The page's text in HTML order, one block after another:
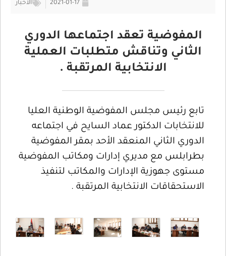
2021-01-17 الأخبار
المفوضية تعقد اجتماعها الدوري
الثاني وتناقش متطلبات العملية
الانتخابية المرتقبة .
تابع رئيس مجلس المفوضية الوطنية العليا
للانتخابات الدكتور عماد السايح في اجتماعه
الدوري الثاني المنعقد الأحد بمقر المفوضية
بطرابلس مع مديري إدارات ومكاتب المفوضية
مستوى جهوزية الإدارات والمكاتب لتنفيذ
الاستحقاقات الانتخابية المرتقبة .